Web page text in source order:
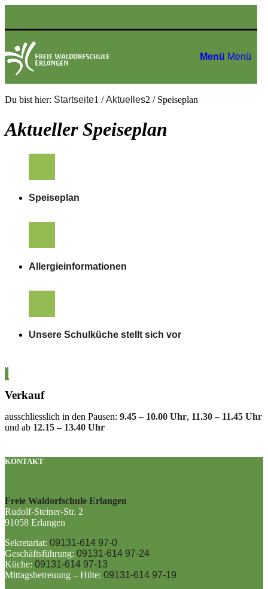
Menü Menü
Du bist hier: Startseite1 / Aktuelles2 / Speiseplan
Aktueller Speiseplan
Speiseplan
Allergieinformationen
Unsere Schulküche stellt sich vor
Verkauf
ausschliesslich in den Pausen: 9.45 – 10.00 Uhr, 11.30 – 11.45 Uhr
und ab 12.15 – 13.40 Uhr
KONTAKT
Freie Waldorfschule Erlangen
Rudolf-Steiner-Str. 2
91058 Erlangen
Sekretariat: 09131-614 97-0
Geschäftsführung: 09131-614 97-24
Küche: 09131-614 97-13
Mittagsbetreuung – Hüte: 09131-614 97-19